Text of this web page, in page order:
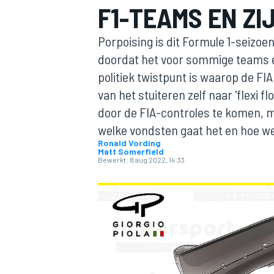
MOTOGP
F1-TEAMS EN
Porpoising is dit Formule 1-
doordat het voor sommige teams
politiek twistpunt is waarop de
van het stuiteren zelf naar 'flexi
door de FIA-controles te komen,
welke vondsten gaat het en hoe
Ronald Vording
Matt Somerfield
Bewerkt: 8 aug 2022, 14:33